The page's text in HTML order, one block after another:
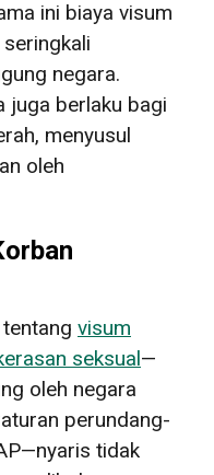
ini biaya visum
negara.
juga berlaku bagi
menyusul
oleh
visum
seksual—
oleh negara
perundang-
tidak